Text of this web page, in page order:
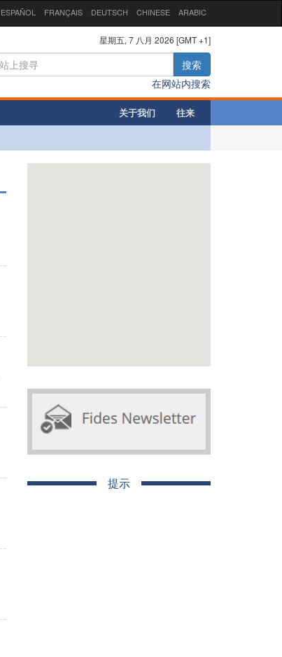
ESPAÑOL FRANÇAIS DEUTSCH CHINESE ARABIC
星期五, 7 八月 2026 [GMT +1]
搜索
在网站内搜索
关于我们 往来
提示